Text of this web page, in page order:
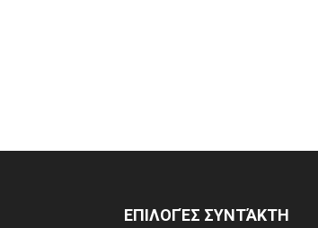
ΕΠΙΛΟΓΈΣ ΣΥΝΤΆΚΤΗ